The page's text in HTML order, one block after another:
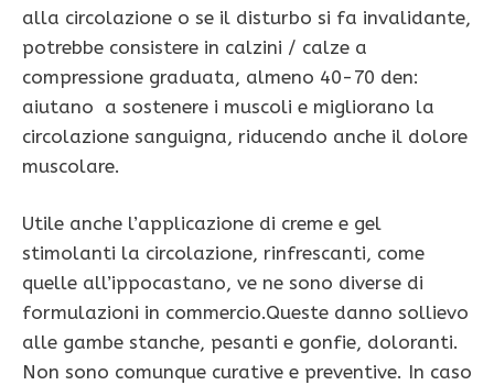
alla circolazione o se il disturbo si fa invalidante,
potrebbe consistere in calzini / calze a
compressione graduata, almeno 40-70 den:
aiutano a sostenere i muscoli e migliorano la
circolazione sanguigna, riducendo anche il dolore
muscolare.
Utile anche l’applicazione di creme e gel
stimolanti la circolazione, rinfrescanti, come
quelle all’ippocastano, ve ne sono diverse di
formulazioni in commercio.Queste danno sollievo
alle gambe stanche, pesanti e gonfie, doloranti.
Non sono comunque curative e preventive. In caso